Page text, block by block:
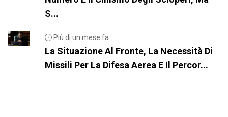
S...
Più di un mese fa
La Situazione Al Fronte, La Necessità Di
Missili Per La Difesa Aerea E Il Percor...